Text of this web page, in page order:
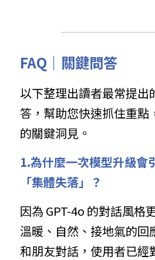
FAQ｜關鍵問答
以下整理出讀者最常提出
答，幫助您快速抓住重點
的關鍵洞見。
1.為什麼一次模型升級會
「集體失落」？
因為 GPT-4o 的對話風格
溫暖、自然、接地氣的回
和朋友對話，使用者已經